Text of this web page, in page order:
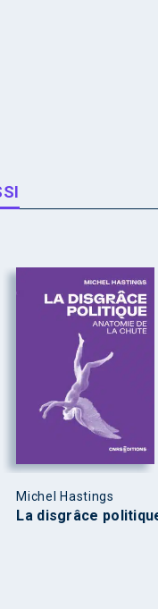
Michel Hastings
La disgrâce